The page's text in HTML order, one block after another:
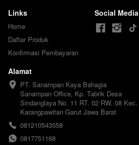
Links
Home
Daftar Produk
Konfirmasi Pembayaran
Social Media
Alamat
PT. Sanampan Kaya Bahagia
Sanampan Office, Kp. Tabrik Desa
Sindanglaya No. 11 RT. 02 RW. 08 Kec.
Karangpawitan Garut Jawa Barat
081210543558
0817751168